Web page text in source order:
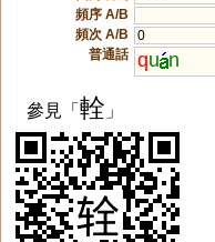
頻序 A/B
頻次 A/B
0
普通話 qu n
參見「輇 」